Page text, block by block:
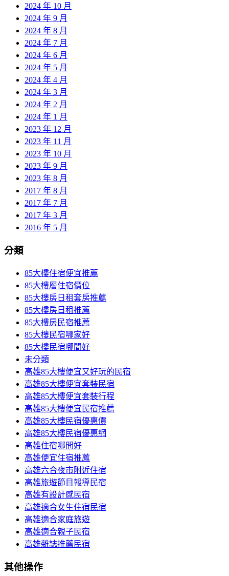
2024 年 10 月
2024 年 9 月
2024 年 8 月
2024 年 7 月
2024 年 6 月
2024 年 5 月
2024 年 4 月
2024 年 3 月
2024 年 2 月
2024 年 1 月
2023 年 12 月
2023 年 11 月
2023 年 10 月
2023 年 9 月
2023 年 8 月
2017 年 8 月
2017 年 7 月
2017 年 3 月
2016 年 5 月
分類
85大樓住宿便宜推薦
85大樓層住宿價位
85大樓房日租套房推薦
85大樓房日租推薦
85大樓房民宿推薦
85大樓民宿哪家好
85大樓民宿哪間好
未分類
高雄85大樓便宜又好玩的民宿
高雄85大樓便宜套裝民宿
高雄85大樓便宜套裝行程
高雄85大樓便宜民宿推薦
高雄85大樓民宿優惠價
高雄85大樓民宿優惠網
高雄住宿哪間好
高雄便宜住宿推薦
高雄六合夜市附近住宿
高雄旅遊節目報導民宿
高雄有設計感民宿
高雄適合女生住宿民宿
高雄適合家庭旅遊
高雄適合親子民宿
高雄雜誌推薦民宿
其他操作